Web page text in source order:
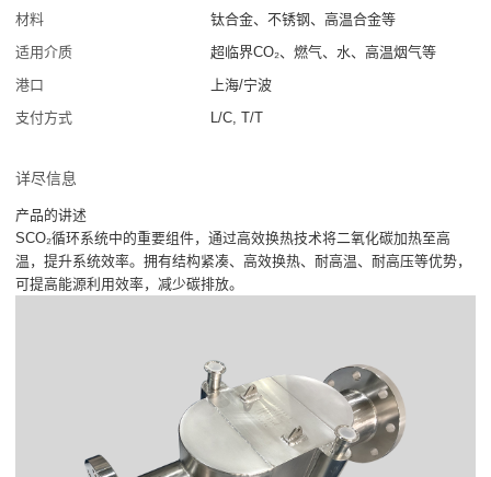
材料
钛合金、不锈钢、高温合金等
适用介质
超临界CO₂、燃气、水、高温烟气等
港口
上海/宁波
支付方式
L/C, T/T
详尽信息
产品的讲述
SCO₂循环系统中的重要组件，通过高效换热技术将二氧化碳加热至高
温，提升系统效率。拥有结构紧凑、高效换热、耐高温、耐高压等优势，
可提高能源利用效率，减少碳排放。